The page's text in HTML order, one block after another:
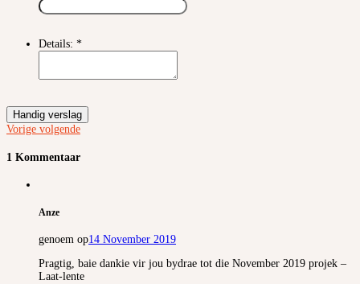
Details: *
Handig verslag
Vorige volgende
1 Kommentaar
Anze
genoem op14 November 2019
Pragtig, baie dankie vir jou bydrae tot die November 2019 projek –
Laat-lente